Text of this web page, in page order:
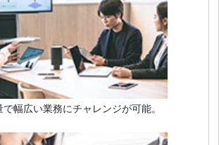
で幅広い業務にチャレンジが可能。